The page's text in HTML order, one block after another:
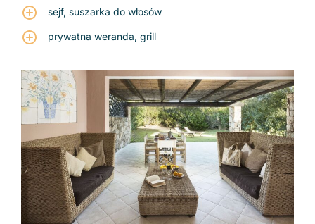
sejf, suszarka do włosów
prywatna weranda, grill